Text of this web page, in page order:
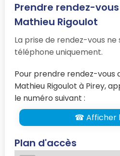
Prendre rendez-
Mathieu Rigoulot
La prise de rendez-vous
téléphone uniquement.
Pour prendre rendez-vous
Mathieu Rigoulot à Pirey,
le numéro suivant :
☎ Afficher
Plan d'accès